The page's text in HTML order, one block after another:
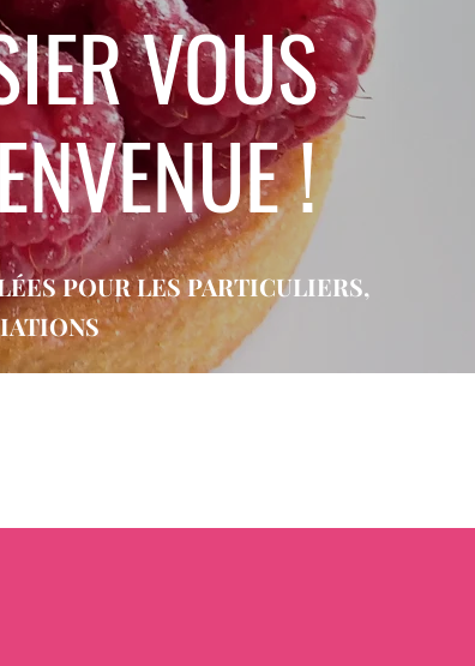
VOUS
!
POUR LES PARTICULIERS,